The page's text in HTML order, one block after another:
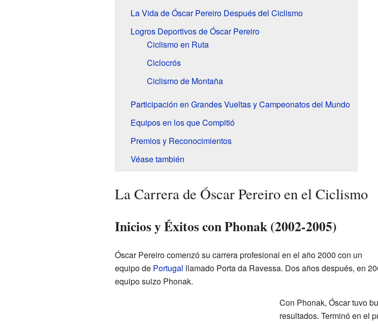
La Vida de Óscar Pereiro Después del Ciclismo
Logros Deportivos de Óscar Pereiro
Ciclismo en Ruta
Ciclocrós
Ciclismo de Montaña
Participación en Grandes Vueltas y Campeonatos del Mundo
Equipos en los que Compitió
Premios y Reconocimientos
Véase también
La Carrera de Óscar Pereiro en el Ciclismo
Inicios y Éxitos con Phonak (2002-2005)
Óscar Pereiro comenzó su carrera profesional en el año 2000 con un
equipo de Portugal llamado Porta da Ravessa. Dos años después, en
equipo suizo Phonak.
Con Phonak, Óscar tuvo
resultados. Terminó en el